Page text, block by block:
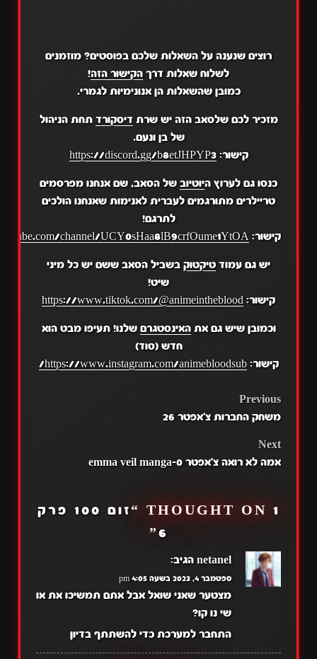
רוצים שנענה על השאלות שלכם בפוסטים? מוזמנים
לשלוח שאלות דרך הקישור הזה!
כמובן שהשאלות הן אנונימיות לגמרי.
מזכיר לכם שלסאב הזה יש שרת דיסקורד תחת הניהול
של בן ונעם.
קישור:https://discord.gg/b8etJHPYP3
כנסו גם לערוץ היוטיובשל הסאב, שם אנחנו מפרסמים
טריילרים מתורגמים לעברית לאנימות שאנחנו הולכים
לתרגם!
קישור: channel/UCY0sHaa8lB9crfOume1YtOA
יש גם עמודטיקטוק בשביל הסאב ששם יש כל מיני
שיט!
קישור: https://www.tiktok.com/@animeintheblood
וכמובן שיש גם אתהאינסטגרם שלנו! תעיפו מבט הוא
חדש (סוד)
קישור:https://www.instagram.com/animebloodsub/
POST
Previous
משחק החברות צ'אפטר 26
Next
אמה לא רואה צ'אפטר 0-emma veil manga
1 THOUGHT ON “
זום 100 פרק
6
”
netanel הגיב:
ספטמבר 4, 2023 בשעה 4:05 pm
מצטער שאני שואל אבל אתם תמשיכו את או
שי נו קו?
התחבר למערכת כדי להשתתף בדיון